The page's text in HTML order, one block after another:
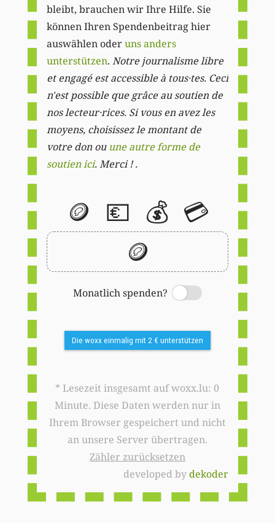
bleibt, brauchen wir Ihre Hilfe. Sie
können Ihren Spendenbeitrag hier
auswählen oderuns anders
unterstützen. Notre journalisme libre
et engagé est accessible à tous·tes. Ceci
n'est possible que grâce au soutien de
nos lecteur·rices. Si vous en avez les
moyens, choisissez le montant de
votre don ou une autre forme de
soutien ici. Merci ! .
🪙 💶 💰 💳
🪙
Monatlich spenden?
Switch
Die woxx einmalig mit 2 € unterstützen
* Lesezeit insgesamt auf woxx.lu: 0
Minute. Diese Daten werden nur in
Ihrem Browser gespeichert und nicht
an unsere Server übertragen.
Zähler zurücksetzen
developed bydekoder